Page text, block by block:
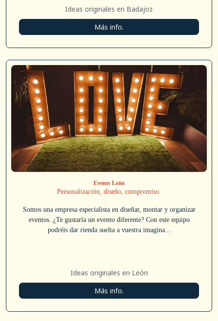
Ideas originales en Badajoz
Más info.
Events León
Personalización, diseño, compromiso.
Somos una empresa especialista en diseñar, montar y organizar
eventos. ¿Te gustaría un evento diferente? Con este equipo
podréis dar rienda suelta a vuestra imagina...
Ideas originales en León
Más info.